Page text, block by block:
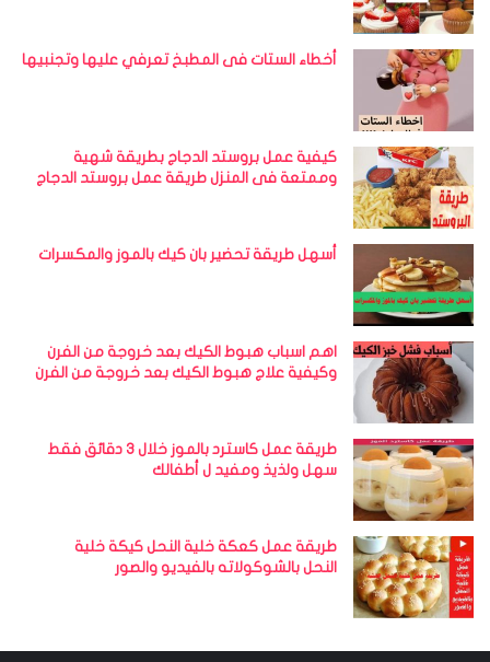
أخطاء الستات فى المطبخ تعرفي عليها وتجنبيها
كيفية عمل بروستد الدجاج بطريقة شهية
وممتعة فى المنزل طريقة عمل بروستد الدجاج
أسهل طريقة تحضير بان كيك بالموز والمكسرات
اهم اسباب هبوط الكيك بعد خروجة من الفرن
وكيفية علاج هبوط الكيك بعد خروجة من الفرن
طريقة عمل كاسترد بالموز خلال 3 دقائق فقط
سهل ولذيذ ومفيد ل أطفالك
طريقة عمل كعكة خلية النحل كيكة خلية
النحل بالشوكولاته بالفيديو والصور